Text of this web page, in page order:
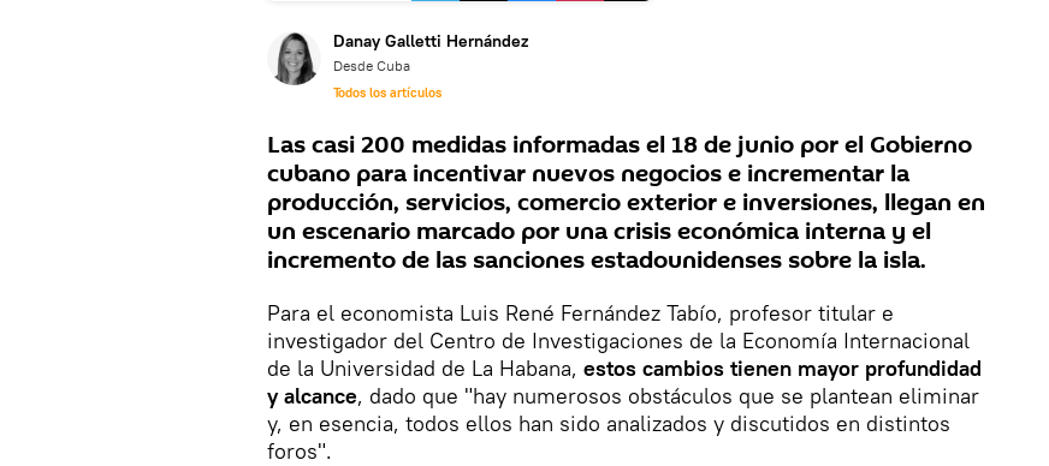
Danay Galletti Hernández
Desde Cuba
Todos los artículos
Las casi 200 medidas informadas el 18 de junio por el Gobierno
cubano para incentivar nuevos negocios e incrementar la
producción, servicios, comercio exterior e inversiones, llegan en
un escenario marcado por una crisis económica interna y el
incremento de las sanciones estadounidenses sobre la isla.
Para el economista Luis René Fernández Tabío, profesor titular e
investigador del Centro de Investigaciones de la Economía Internacional
de la Universidad de La Habana, estos cambios tienen mayor profundidad
y alcance, dado que "hay numerosos obstáculos que se plantean eliminar
y, en esencia, todos ellos han sido analizados y discutidos en distintos
foros".